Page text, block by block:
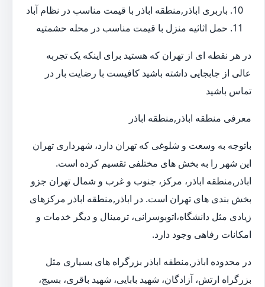
باربری اباذر,منطقه اباذر با قیمت مناسب در نظام آباد
حمل اثاثیه منزل با قیمت مناسب در محله حشمتیه
در هر نقطه ای از تهران که هستید برای اینکه یک تجربه
عالی از جابجایی داشته باشید کافیست با رضایت بار در
تماس باشید
معرفی منطقه اباذر,منطقه اباذر
باتوجه به وسعت و شلوغی که تهران دارد، شهرداری تهران
این شهر را به بخش های مختلفی تقسیم کرده است.
اباذر,منطقه اباذر، مرکز، جنوب و غرب و شمال تهران جزو
بخش بندی های تهران است. در اباذر,منطقه اباذر مرکزهای
زیادی مثل دانشگاه،اتوبوسرانی، ترمینال و دیگر خدمات و
امکانات رفاهی وجود دارد.
در محدوده اباذر,منطقه اباذر بزرگراه های بسیاری مثل
بزرگراه ارتش، آزادگان، شهید بابایی، شهید باقری، بسیج،